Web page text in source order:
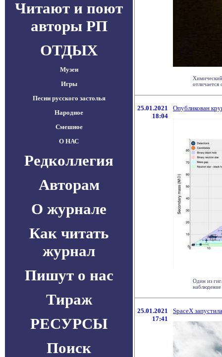
Читают и поют
авторы РП
ОТДЫХ
Музеи
Игры
Песни русского застолья
Народное
Смешное
О НАС
Редколлегия
Авторам
О журнале
Как читать
журнал
Пишут о нас
Тираж
РЕСУРСЫ
Поиск
отличается
25.01.2021
18:04
Опубликован
Один из
25.01.2021
17:41
SpaceX